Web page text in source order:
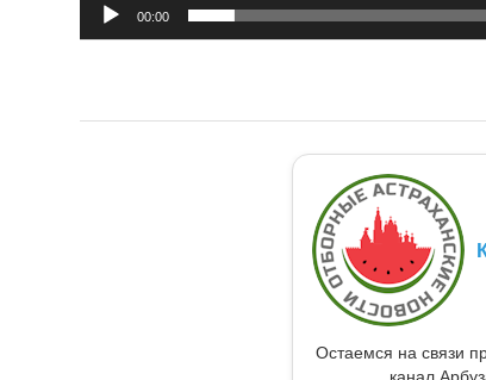
00:00
Остаемся на связи